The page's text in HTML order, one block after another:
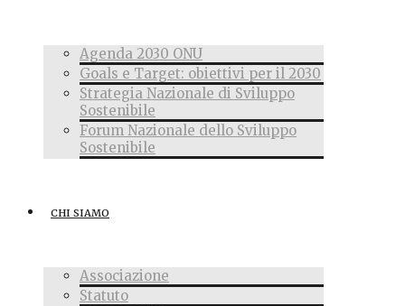
Agenda 2030 ONU
Goals e Target: obiettivi per il 2030
Strategia Nazionale di Sviluppo
Sostenibile
Forum Nazionale dello Sviluppo
Sostenibile
CHI SIAMO
Associazione
Statuto